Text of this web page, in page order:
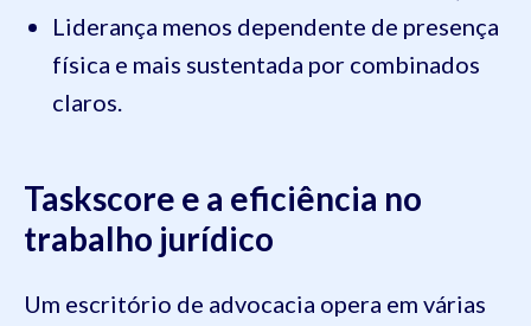
Liderança menos dependente de presença
física e mais sustentada por combinados
claros.
Taskscore e a eficiência no
trabalho jurídico
Um escritório de advocacia opera em várias